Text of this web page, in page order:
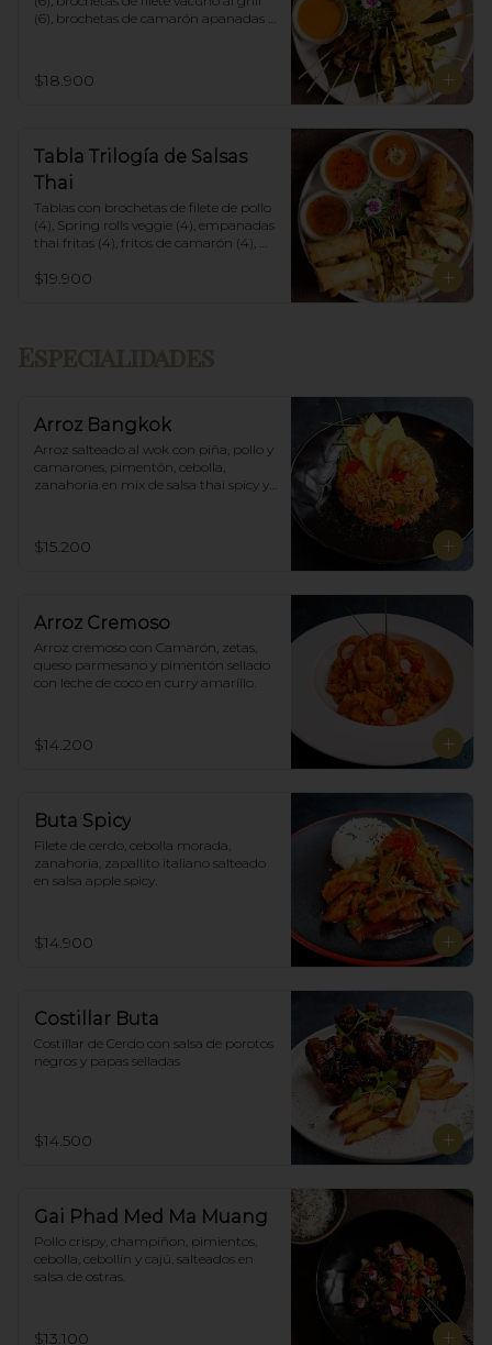
(6), brochetas de camarón apanadas
amarillo.
$18.900
Tabla Trilogía de Salsas
Thai
Tablas con brochetas de filete de pollo
(4), Spring rolls veggie (4), empanadas
thai fritas (4), fritos de camarón (4),
Salsa de Maní y Soja spicy.
$19.900
Arroz Bangkok
Arroz salteado al wok con piña, pollo y
camarones, pimentón, cebolla,
zanahoria en mix de salsa thai spicy y
$15.200
Arroz Cremoso
Arroz cremoso con Camarón, zetas,
queso parmesano y pimentón sellado
con leche de coco en curry amarillo.
$14.200
Buta Spicy
Filete de cerdo, cebolla morada,
zanahoria, zapallito italiano salteado
en salsa apple spicy.
$14.900
Costillar Buta
Costillar de Cerdo con salsa de porotos
negros y papas selladas
$14.500
Gai Phad Med Ma Muang
Pollo crispy, champiñon, pimientos,
cebolla, cebollín y cajú, salteados en
salsa de ostras.
$13.100